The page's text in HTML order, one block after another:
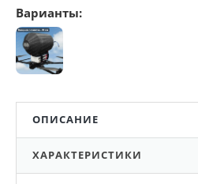
Варианты:
ОПИСАНИЕ
ХАРАКТЕРИСТИКИ